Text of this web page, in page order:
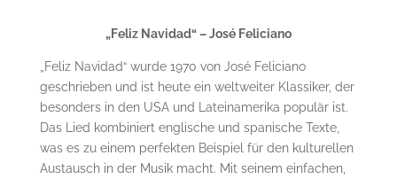
„Feliz Navidad“ – José Feliciano
„Feliz Navidad“ wurde 1970 von José Feliciano
geschrieben und ist heute ein weltweiter Klassiker, der
besonders in den USA und Lateinamerika populär ist.
Das Lied kombiniert englische und spanische Texte,
was es zu einem perfekten Beispiel für den kulturellen
Austausch in der Musik macht. Mit seinem einfachen,